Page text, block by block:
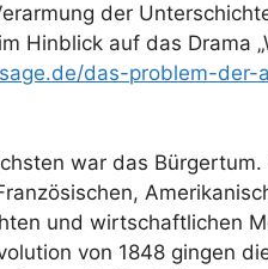
der
Hinblick auf das Drama
das-problem-
war das
und wirtschaftlichen
von 1848 gingen